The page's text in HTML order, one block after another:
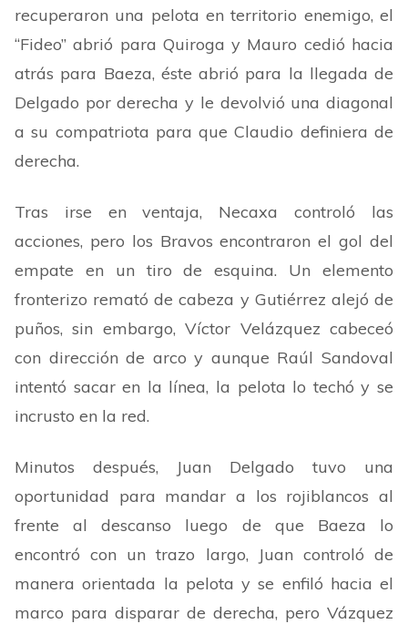
recuperaron una pelota en territorio enemigo, el
“Fideo”abrió para Quiroga y Mauro cedió hacia
atrás para Baeza, éste abrió para la llegada de
Delgado por derecha y le devolvió una diagonal
a su compatriota para que Claudio definiera de
derecha.
Tras irse en ventaja, Necaxa controló las
acciones, pero los Bravos encontraron el gol del
empate en un tiro de esquina. Un elemento
fronterizo remató de cabeza y Gutiérrez alejó de
puños, sin embargo, Víctor Velázquez cabeceó
con dirección de arco y aunque Raúl Sandoval
intentó sacar en la línea, la pelota lo techó y se
incrusto en la red.
Minutos después, Juan Delgado tuvo una
oportunidad para mandar a los rojiblancos al
frente al descanso luego de que Baeza lo
encontró con un trazo largo, Juan controló de
manera orientada la pelota y se enfiló hacia el
marco para disparar de derecha, pero Vázquez